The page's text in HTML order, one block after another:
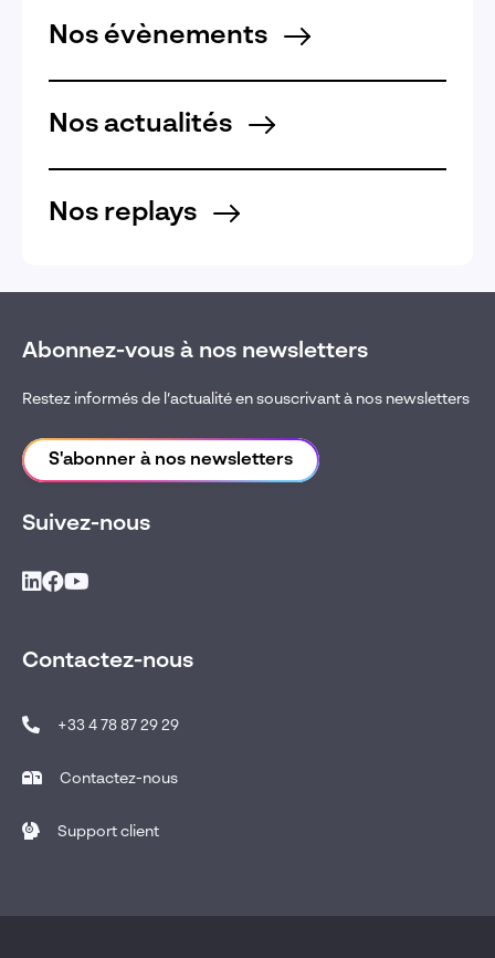
Nos évènements
Nos actualités
Nos replays
Abonnez-vous à nos newsletters
Restez informés de l’actualité en souscrivant à nos newsletters
S'abonner à nos newsletters
Suivez-nous
Contactez-nous
+33 4 78 87 29 29
Contactez-nous
Support client